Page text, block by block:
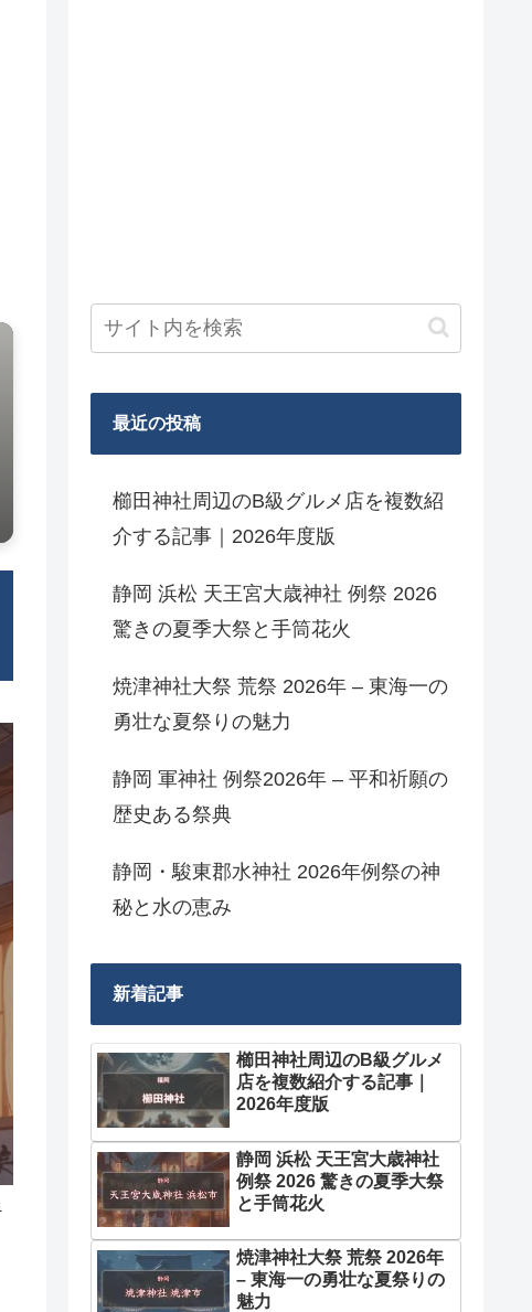
最近の投稿
櫛田神社周辺のB級グルメ店を複数紹
介する記事｜2026年度版
静岡 浜松 天王宮大歳神社 例祭 2026
驚きの夏季大祭と手筒花火
焼津神社大祭 荒祭 2026年 – 東海一の
勇壮な夏祭りの魅力
静岡 軍神社 例祭2026年 – 平和祈願の
歴史ある祭典
静岡・駿東郡水神社 2026年例祭の神
秘と水の恵み
新着記事
櫛田神社周辺のB級グルメ
店を複数紹介する記事｜
2026年度版
静岡 浜松 天王宮大歳神社
例祭 2026 驚きの夏季大祭
と手筒花火
焼津神社大祭 荒祭 2026年
– 東海一の勇壮な夏祭りの
魅力